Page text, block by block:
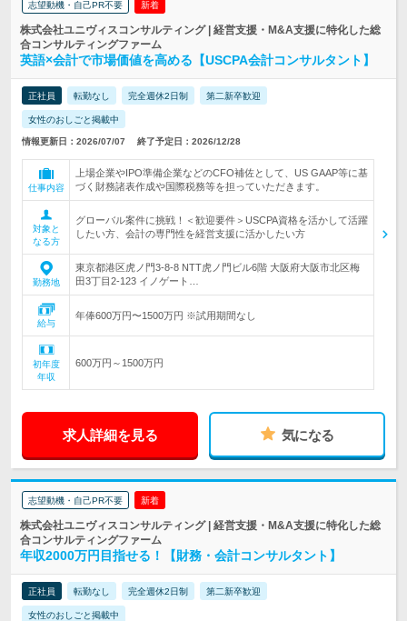
志望動機・自己PR不要 新着
株式会社ユニヴィスコンサルティング | 経営支援・M&A支援に特化した総
合コンサルティングファーム
英語×会計で市場価値を高める【USCPA会計コンサルタント】
正社員 転勤なし 完全週休2日制 第二新卒歓迎
女性のおしごと掲載中
情報更新日：2026/07/07 終了予定日：2026/12/28
仕事内容
上場企業やIPO準備企業などのCFO補佐として、US GAAP等に基
づく財務諸表作成や国際税務等を担っていただきます。
対象と
なる方
グローバル案件に挑戦！＜歓迎要件＞USCPA資格を活かして活躍
したい方、会計の専門性を経営支援に活かしたい方
勤務地
東京都港区虎ノ門3-8-8 NTT虎ノ門ビル6階 大阪府大阪市北区梅
田3丁目2‐123 イノゲート…
給与
年俸600万円〜1500万円 ※試用期間なし
初年度
年収
600万円～1500万円
求人詳細を見る 気になる
志望動機・自己PR不要 新着
株式会社ユニヴィスコンサルティング | 経営支援・M&A支援に特化した総
合コンサルティングファーム
年収2000万円目指せる！【財務・会計コンサルタント】
正社員 転勤なし 完全週休2日制 第二新卒歓迎
女性のおしごと掲載中